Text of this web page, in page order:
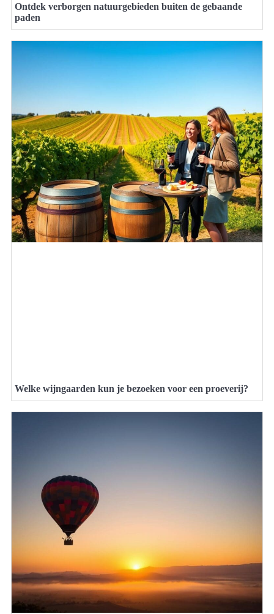
Ontdek verborgen natuurgebieden buiten de gebaande
paden
Welke wijngaarden kun je bezoeken voor een proeverij?